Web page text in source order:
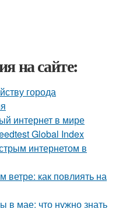
на сайте:
города
интернет в мире
Global Index
интернетом в
ветре: как повлиять на
в мае: что нужно знать